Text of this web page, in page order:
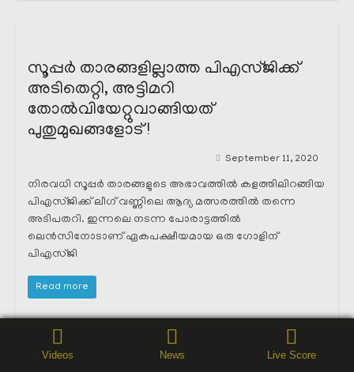
സൂപ്പർ താരങ്ങളില്ലാത്ത പിഎസ്ജിക്ക്
അടിതെറ്റി, അട്ടിമറി
തോൽവിയേറ്റുവാങ്ങിയത്
പുതുമുഖങ്ങളോട് !
September 11, 2020
നിരവധി സൂപ്പർ താരങ്ങളുടെ അഭാവത്തിൽ കളത്തിലിറങ്ങിയ
പിഎസ്ജിക്ക് ലീഗ് വണ്ണിലെ ആദ്യ മത്സരത്തിൽ തന്നെ
അടിപതറി. ഇന്നലെ നടന്ന പോരാട്ടത്തിൽ
ലെൻസിനോടാണ് ഏകപക്ഷീയമായ ഒരു ഗോളിന്
പിഎസ്ജി
Read more
Videos News Live Score